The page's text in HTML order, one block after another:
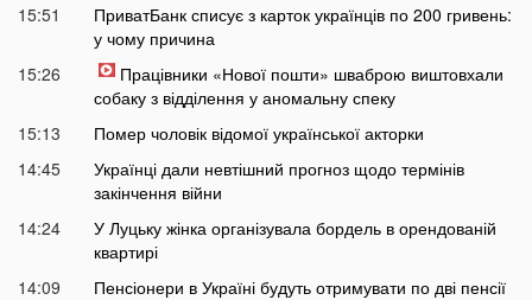
15:51
ПриватБанк списує з карток українців по 200 гривень:
у чому причина
15:26
Працівники «Нової пошти» шваброю виштовхали
собаку з відділення у аномальну спеку
15:13
Помер чоловік відомої української акторки
14:45
Українці дали невтішний прогноз щодо термінів
закінчення війни
14:24
У Луцьку жінка організувала бордель в орендованій
квартирі
14:09
Пенсіонери в Україні будуть отримувати по дві пенсії